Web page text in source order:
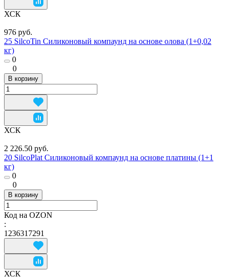
ХСК
976 руб.
25 SilcoTin Силиконовый компаунд на основе олова (1+0,02
кг)
0
0
В корзину
ХСК
2 226.50 руб.
20 SilcoPlat Силиконовый компаунд на основе платины (1+1
кг)
0
0
В корзину
Код на OZON
:
1236317291
ХСК